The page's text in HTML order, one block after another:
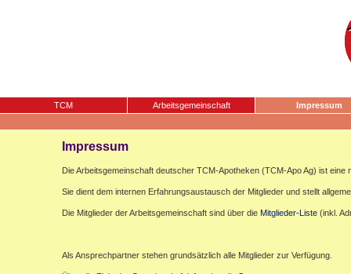
TCM Arbeitsgemeinschaft Impressum
Impressum
Die Arbeitsgemeinschaft deutscher TCM-Apotheken (TCM-Apo Ag) ist eine
Sie dient dem internen Erfahrungsaustausch der Mitglieder und stellt
Die Mitglieder der Arbeitsgemeinschaft sind über die Mitglieder-Liste (inkl.
Als Ansprechpartner stehen grundsätzlich alle Mitglieder zur Verfügung.